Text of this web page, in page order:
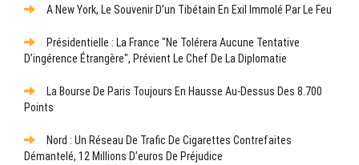
A New York, Le Souvenir D’un Tibétain En Exil Immolé Par Le Feu
Présidentielle : La France "ne Tolérera Aucune Tentative
D’ingérence Étrangère", Prévient Le Chef De La Diplomatie
La Bourse De Paris Toujours En Hausse Au-Dessus Des 8.700
Points
Nord : Un Réseau De Trafic De Cigarettes Contrefaites
Démantelé, 12 Millions D’euros De Préjudice